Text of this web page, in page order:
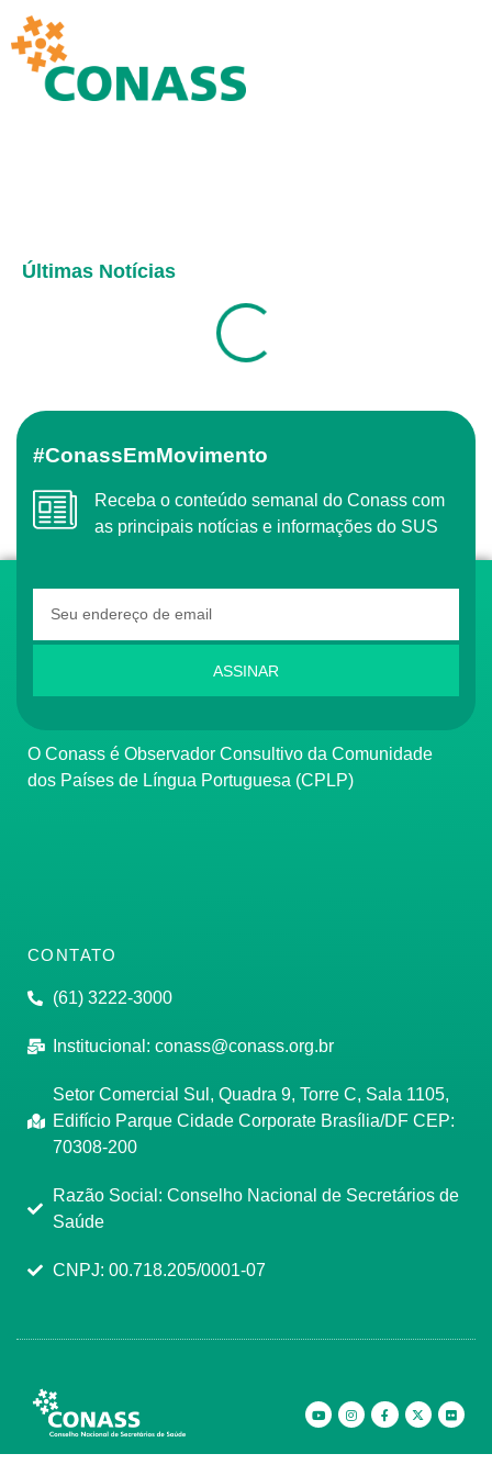
Últimas Notícias
#ConassEmMovimento
Receba o conteúdo semanal do Conass com
as principais notícias e informações do SUS
ASSINAR
O Conass é Observador Consultivo da Comunidade
dos Países de Língua Portuguesa (CPLP)
CONTATO
(61) 3222-3000
Institucional: conass@conass.org.br
Setor Comercial Sul, Quadra 9, Torre C, Sala 1105,
Edifício Parque Cidade Corporate Brasília/DF CEP:
70308-200
Razão Social: Conselho Nacional de Secretários de
Saúde
CNPJ: 00.718.205/0001-07